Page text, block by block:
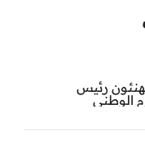
رئيس
الوطني